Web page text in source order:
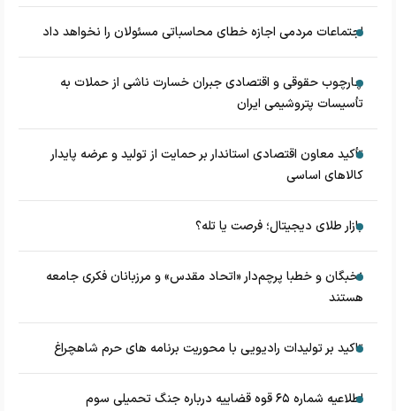
اجتماعات مردمی اجازه خطای محاسباتی مسئولان را نخواهد داد
چارچوب حقوقی و اقتصادی جبران خسارت ناشی از حملات به
تأسیسات پتروشیمی ایران
تأکید معاون اقتصادی استاندار بر حمایت از تولید و عرضه پایدار
کالاهای اساسی
بازار طلای دیجیتال؛ فرصت یا تله؟
نخبگان و خطبا پرچم‌دار «اتحاد مقدس» و مرزبانان فکری جامعه
هستند
تاکید بر تولیدات رادیویی با محوریت برنامه های حرم شاهچراغ
اطلاعیه شماره ۶۵ قوه قضاییه درباره جنگ تحمیلی سوم